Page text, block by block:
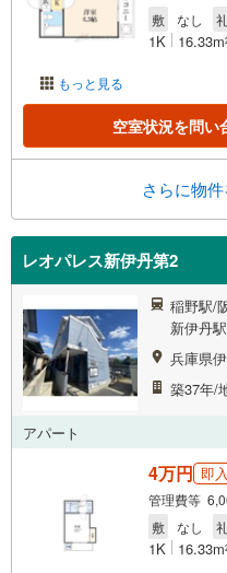
もっと見る
敷
なし
1K 16.33m
空室状況を問い
さらに物件
レオパレス新伊丹第2
稲野駅/
新伊丹
兵庫県
築37年/
アパート
4万円 即
管理費等
敷
なし
1K 16.33m